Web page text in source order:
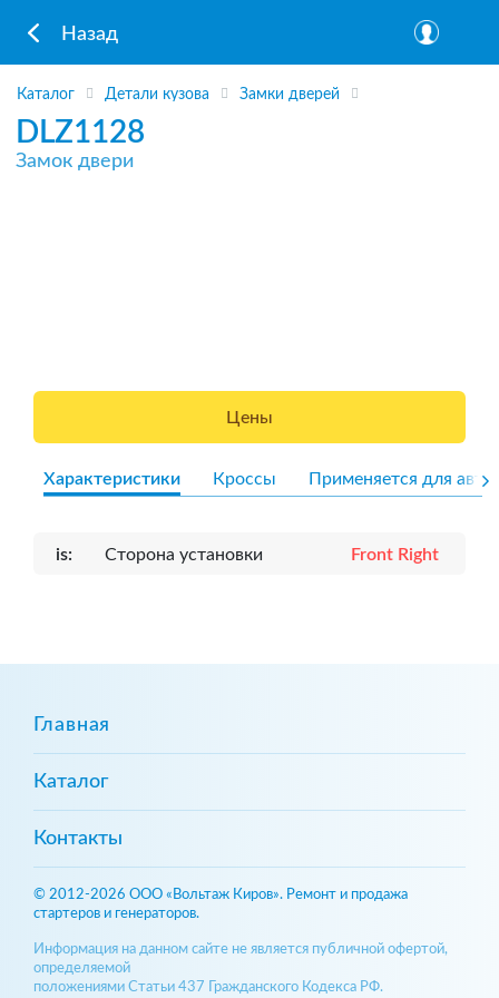
Назад
Каталог Детали кузова Замки дверей
DLZ1128
Замок двери
Цены
Характеристики Кроссы Применяется для авто
is: Сторона установки Front Right
Главная
Каталог
Контакты
© 2012-2026 ООО «Вольтаж Киров». Ремонт и продажа
стартеров и генераторов.
Информация на данном сайте не является публичной офертой,
определяемой
положениями Статьи 437 Гражданского Кодекса РФ.